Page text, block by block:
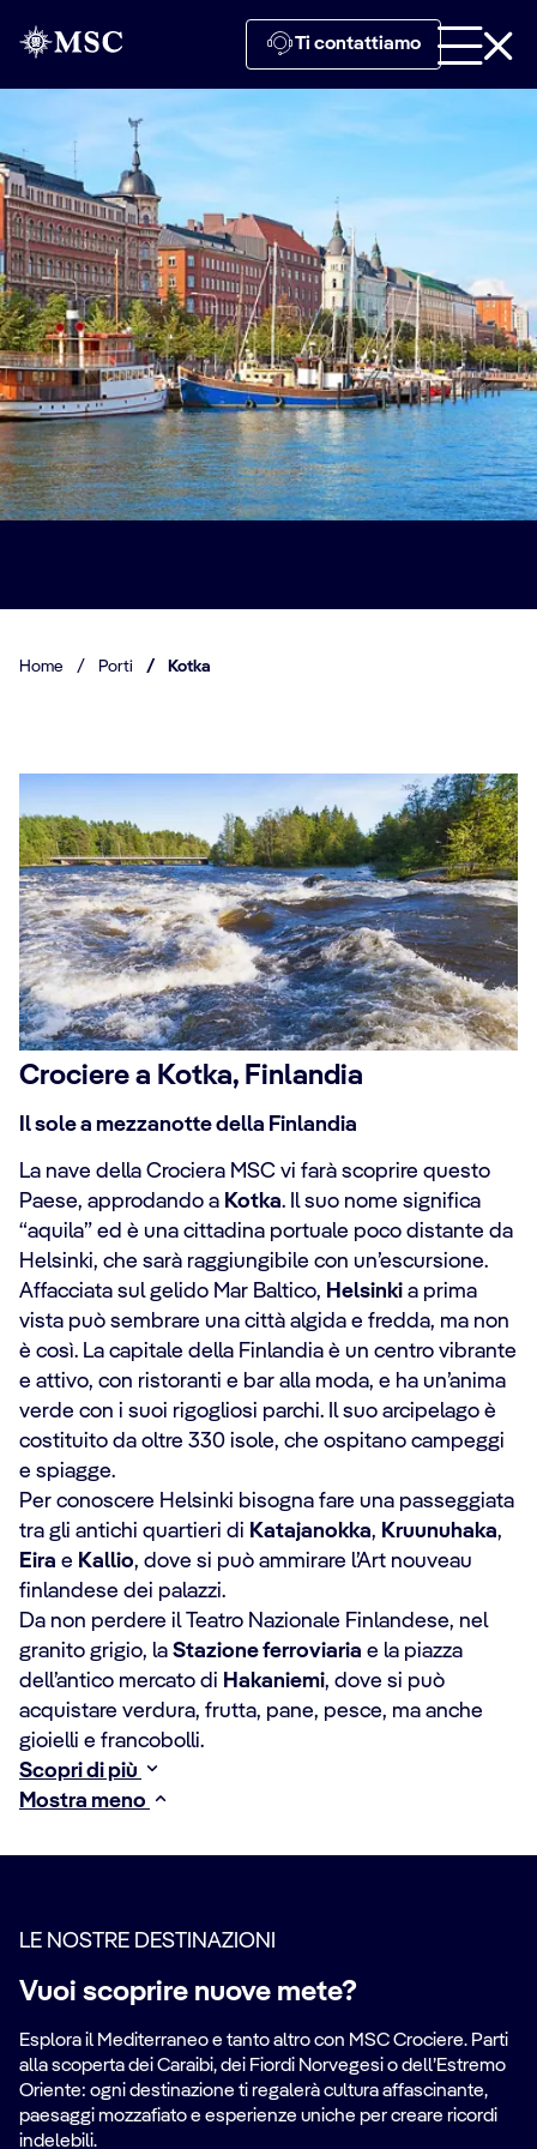
Ti contattiamo
Home / Porti / Kotka
Crociere a Kotka, Finlandia
Il sole a mezzanotte della Finlandia
La nave della Crociera MSC vi farà scoprire questo
Paese, approdando a Kotka. Il suo nome significa
“aquila” ed è una cittadina portuale poco distante da
Helsinki, che sarà raggiungibile con un’escursione.
Affacciata sul gelido Mar Baltico, Helsinki a prima
vista può sembrare una città algida e fredda, ma non
è così. La capitale della Finlandia è un centro vibrante
e attivo, con ristoranti e bar alla moda, e ha un’anima
verde con i suoi rigogliosi parchi. Il suo arcipelago è
costituito da oltre 330 isole, che ospitano campeggi
e spiagge.
Per conoscere Helsinki bisogna fare una passeggiata
tra gli antichi quartieri di Katajanokka, Kruunuhaka,
Eira e Kallio, dove si può ammirare l’Art nouveau
finlandese dei palazzi.
Da non perdere il Teatro Nazionale Finlandese, nel
granito grigio, la Stazione ferroviaria e la piazza
dell’antico mercato di Hakaniemi, dove si può
acquistare verdura, frutta, pane, pesce, ma anche
gioielli e francobolli.
Scopri di più
Mostra meno
LE NOSTRE DESTINAZIONI
Vuoi scoprire nuove mete?
Esplora il Mediterraneo e tanto altro con MSC Crociere. Parti
alla scoperta dei Caraibi, dei Fiordi Norvegesi o dell’Estremo
Oriente: ogni destinazione ti regalerà cultura affascinante,
paesaggi mozzafiato e esperienze uniche per creare ricordi
indelebili.